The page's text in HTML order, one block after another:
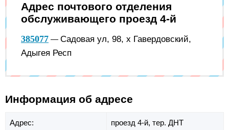
Адрес почтового отделения
обслуживающего проезд 4-й
385077 — Садовая ул, 98, х Гавердовский,
Адыгея Респ
Информация об адресе
Адрес: проезд 4-й, тер. ДНТ